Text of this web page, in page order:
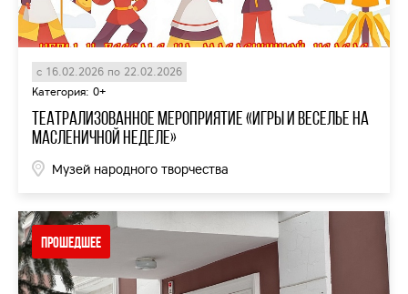
с 16.02.2026 по 22.02.2026
Категория: 0+
театрализованное мероприятие «Игры и веселье на
Масленичной неделе»
Музей народного творчества
Прошедшее